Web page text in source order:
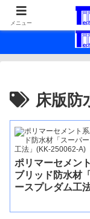
最
床版防
ポリマーセメン
ブリッド防水材
ースプレダム工
メニュー